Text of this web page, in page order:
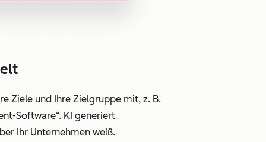
Ziele und Ihre Zielgruppe mit, z. B.
Software“. KI generiert
Ihr Unternehmen weiß.